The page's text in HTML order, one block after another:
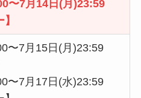
〜7月14日(月)23:59
〜7月15日(月)23:59
〜7月17日(水)23:59